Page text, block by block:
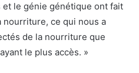
le génie génétique ont fait
ce qui nous a
de la nourriture que
le plus accès. »